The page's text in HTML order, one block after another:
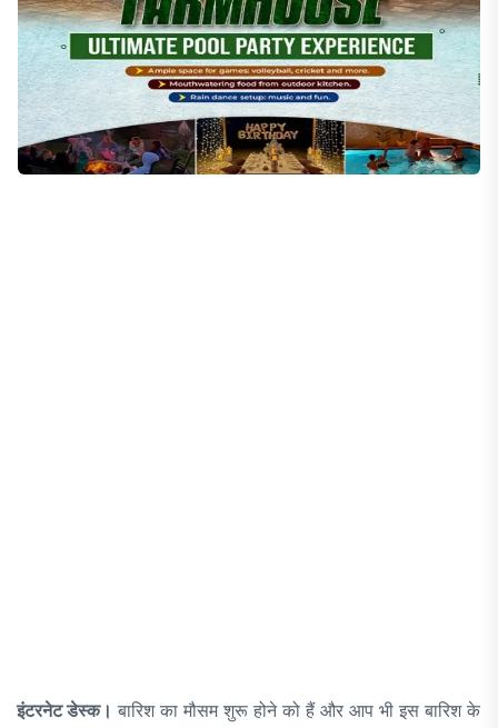
इंटरनेट डेस्क। बारिश का मौसम शुरू होने को हैं और आप भी इस बारिश के